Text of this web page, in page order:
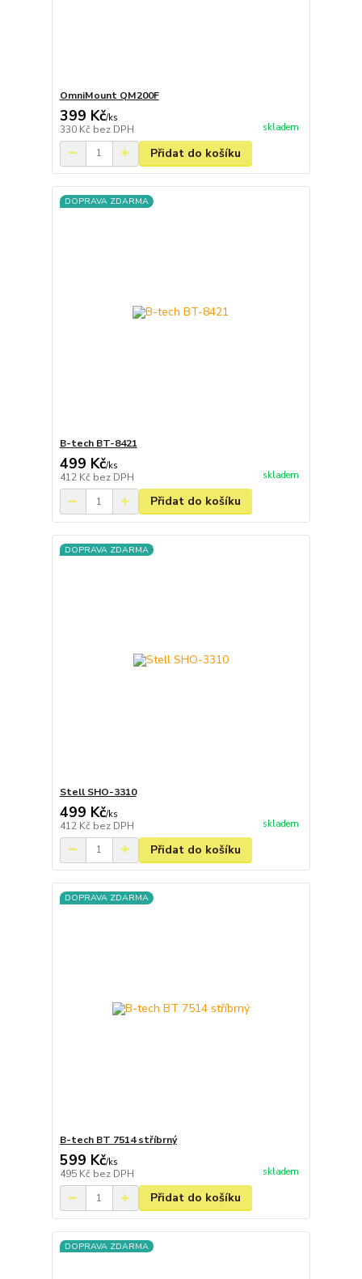
OmniMount QM200F
399 Kč/ks
330 Kč bez DPH skladem
Přidat do košíku
DOPRAVA ZDARMA
B-tech BT-8421
499 Kč/ks
412 Kč bez DPH skladem
Přidat do košíku
DOPRAVA ZDARMA
Stell SHO-3310
499 Kč/ks
412 Kč bez DPH skladem
Přidat do košíku
DOPRAVA ZDARMA
B-tech BT 7514 stříbrný
599 Kč/ks
495 Kč bez DPH skladem
Přidat do košíku
DOPRAVA ZDARMA